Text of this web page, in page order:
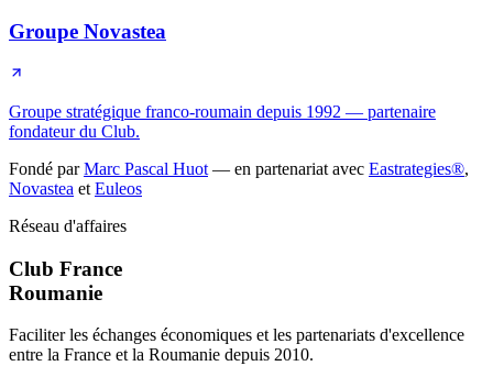
Groupe Novastea
Groupe stratégique franco-roumain depuis 1992 — partenaire
fondateur du Club.
Fondé par Marc Pascal Huot — en partenariat avec Eastrategies®,
Novastea et Euleos
Réseau d'affaires
Club France
Roumanie
Faciliter les échanges économiques et les partenariats d'excellence
entre la France et la Roumanie depuis 2010.